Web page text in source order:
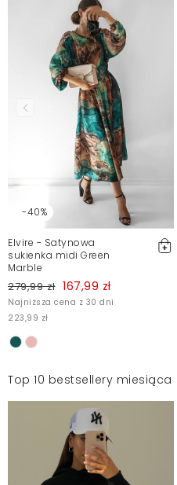
-40%
Elvire - Satynowa
sukienka midi Green
Marble
279,99 zł 167,99 zł
Najniższa cena z 30 dni
223,99 zł
Top 10 bestsellery miesiąca